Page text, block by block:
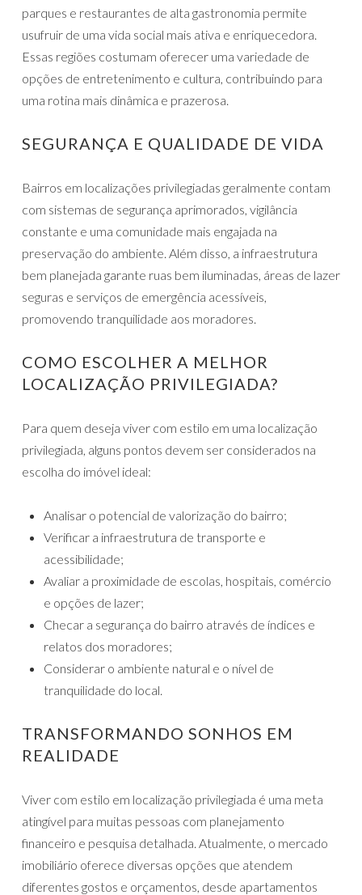
parques e restaurantes de alta gastronomia permite
usufruir de uma vida social mais ativa e enriquecedora.
Essas regiões costumam oferecer uma variedade de
opções de entretenimento e cultura, contribuindo para
uma rotina mais dinâmica e prazerosa.
SEGURANÇA E QUALIDADE DE VIDA
Bairros em localizações privilegiadas geralmente contam
com sistemas de segurança aprimorados, vigilância
constante e uma comunidade mais engajada na
preservação do ambiente. Além disso, a infraestrutura
bem planejada garante ruas bem iluminadas, áreas de lazer
seguras e serviços de emergência acessíveis,
promovendo tranquilidade aos moradores.
COMO ESCOLHER A MELHOR
LOCALIZAÇÃO PRIVILEGIADA?
Para quem deseja viver com estilo em uma localização
privilegiada, alguns pontos devem ser considerados na
escolha do imóvel ideal:
Analisar o potencial de valorização do bairro;
Verificar a infraestrutura de transporte e
acessibilidade;
Avaliar a proximidade de escolas, hospitais, comércio
e opções de lazer;
Checar a segurança do bairro através de índices e
relatos dos moradores;
Considerar o ambiente natural e o nível de
tranquilidade do local.
TRANSFORMANDO SONHOS EM
REALIDADE
Viver com estilo em localização privilegiada é uma meta
atingível para muitas pessoas com planejamento
financeiro e pesquisa detalhada. Atualmente, o mercado
imobiliário oferece diversas opções que atendem
diferentes gostos e orçamentos, desde apartamentos